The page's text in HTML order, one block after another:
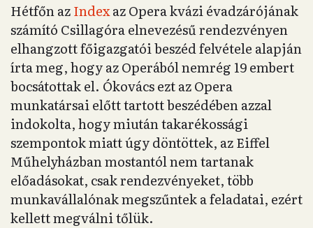
Hétfőn azIndexaz Opera kvázi évadzárójának
számító Csillagóra elnevezésű rendezvényen
elhangzott főigazgatói beszéd felvétele alapján
írta meg, hogy az Operából nemrég 19 embert
bocsátottak el. Ókovács ezt az Opera
munkatársai előtt tartott beszédében azzal
indokolta, hogy miután takarékossági
szempontok miatt úgy döntöttek, az Eiffel
Műhelyházban mostantól nem tartanak
előadásokat, csak rendezvényeket, több
munkavállalónak megszűntek a feladatai, ezért
kellett megválni tőlük.